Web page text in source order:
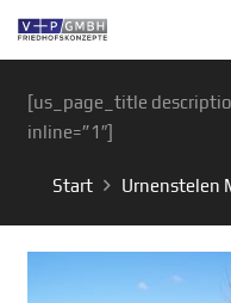
[us_page_title
inline=”1″]
Start Urnenstelen